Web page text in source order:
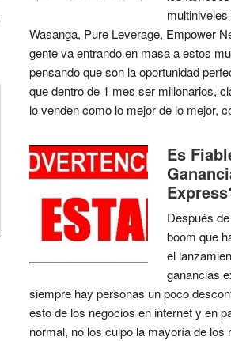
Wasanga, Pure Leverage, Empower
gente va entrando en masa a estos
pensando que son la oportunidad
que dentro de 1 mes ser millonarios,
lo venden como lo mejor de lo mejor,
Es
Después
boom que
el
ganancias
siempre hay personas un poco
esto de los negocios en internet y en
normal, no los culpo la mayoría de los